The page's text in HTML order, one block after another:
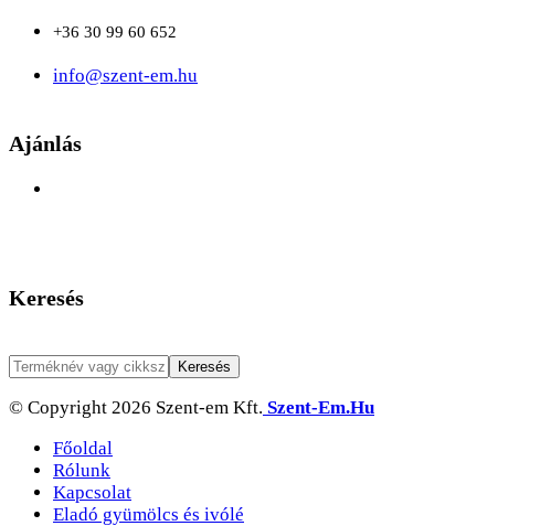
+36 30 99 60 652
info@szent-em.hu
Ajánlás
Keresés
© Copyright 2026 Szent-em Kft. Szent-Em.hu
Főoldal
Rólunk
Kapcsolat
Eladó gyümölcs és ivólé